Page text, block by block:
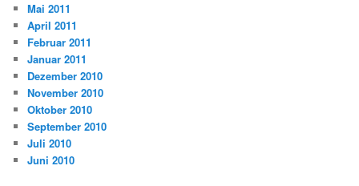
Mai 2011
April 2011
Februar 2011
Januar 2011
Dezember 2010
November 2010
Oktober 2010
September 2010
Juli 2010
Juni 2010